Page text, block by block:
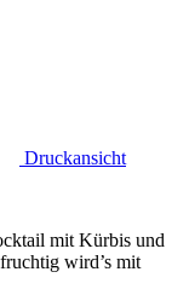
Druckansicht
mit Kürbis und
wird’s mit